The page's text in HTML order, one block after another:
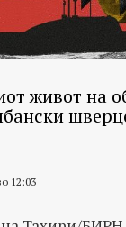
живот на
12:03